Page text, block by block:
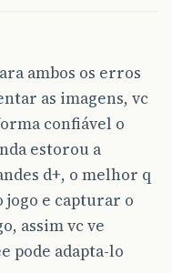
ambos os erros
as imagens, vc
confiável o
estorou a
d+, o melhor q
jogo e capturar o
assim vc ve
pode adapta-lo